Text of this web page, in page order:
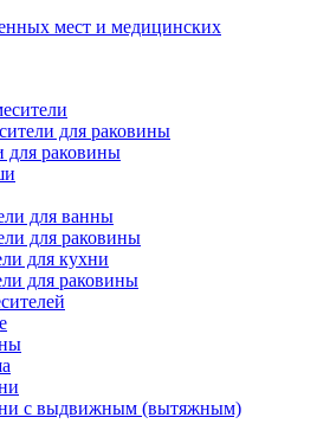
мест и медицинских
для раковины
для раковины
для ванны
для раковины
для кухни
для раковины
с выдвижным (вытяжным)